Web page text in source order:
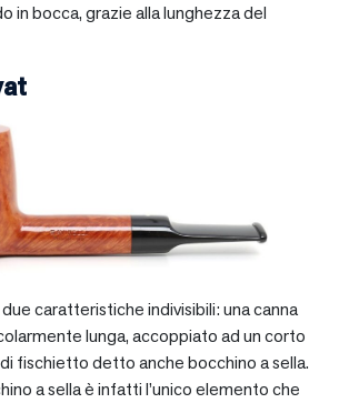
in bocca, grazie alla lunghezza del
caratteristiche indivisibili: una canna
lunga, accoppiato ad un corto
fischietto detto anche bocchino a sella.
a sella è infatti l’unico elemento che